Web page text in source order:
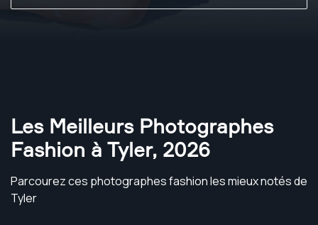
Les Meilleurs Photographes
Fashion à Tyler, 2026
Parcourez ces photographes fashion les mieux notés de
Tyler